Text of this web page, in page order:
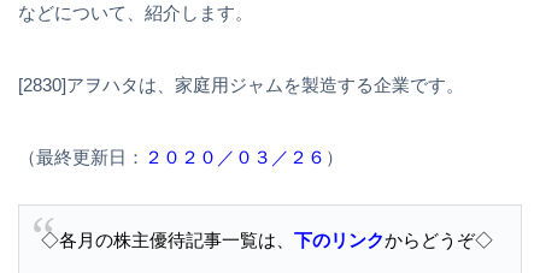
などについて、紹介します。
[2830]アヲハタは、家庭用ジャムを製造する企業です。
（最終更新日： ２０２０／０３／２６ ）
◇各月の株主優待記事一覧は、 下のリンクからどうぞ◇